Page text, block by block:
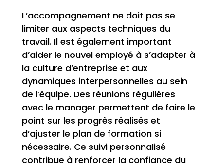
L’accompagnement ne doit pas se
limiter aux aspects techniques du
travail. Il est également important
d’aider le nouvel employé à s’adapter à
la culture d’entreprise et aux
dynamiques interpersonnelles au sein
de l’équipe. Des réunions régulières
avec le manager permettent de faire le
point sur les progrès réalisés et
d’ajuster le plan de formation si
nécessaire. Ce suivi personnalisé
contribue à renforcer la confiance du